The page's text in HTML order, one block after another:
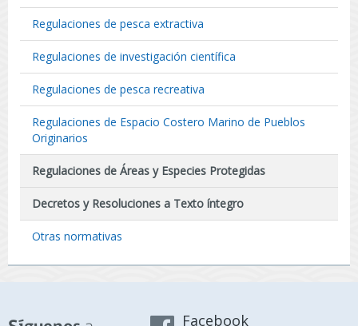
Regulaciones de pesca extractiva
Regulaciones de investigación científica
Regulaciones de pesca recreativa
Regulaciones de Espacio Costero Marino de Pueblos
Originarios
Regulaciones de Áreas y Especies Protegidas
Decretos y Resoluciones a Texto íntegro
Otras normativas
Facebook